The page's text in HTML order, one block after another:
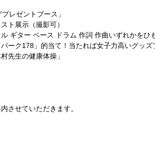
レゼントブース」
ト展示（撮影可）
ギター ベース ドラム 作詞 作曲いずれかをひ
ーク178」的当て！当たれば女子力高いグッズ
先生の健康体操」
させていただきます。